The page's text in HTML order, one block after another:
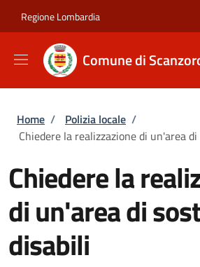
Regione Lombardia
Comune di
Briciole di pane
Home / Polizia locale /
Chiedere la realizzazione di un'area
Chiedere la
di un'area di
disabili